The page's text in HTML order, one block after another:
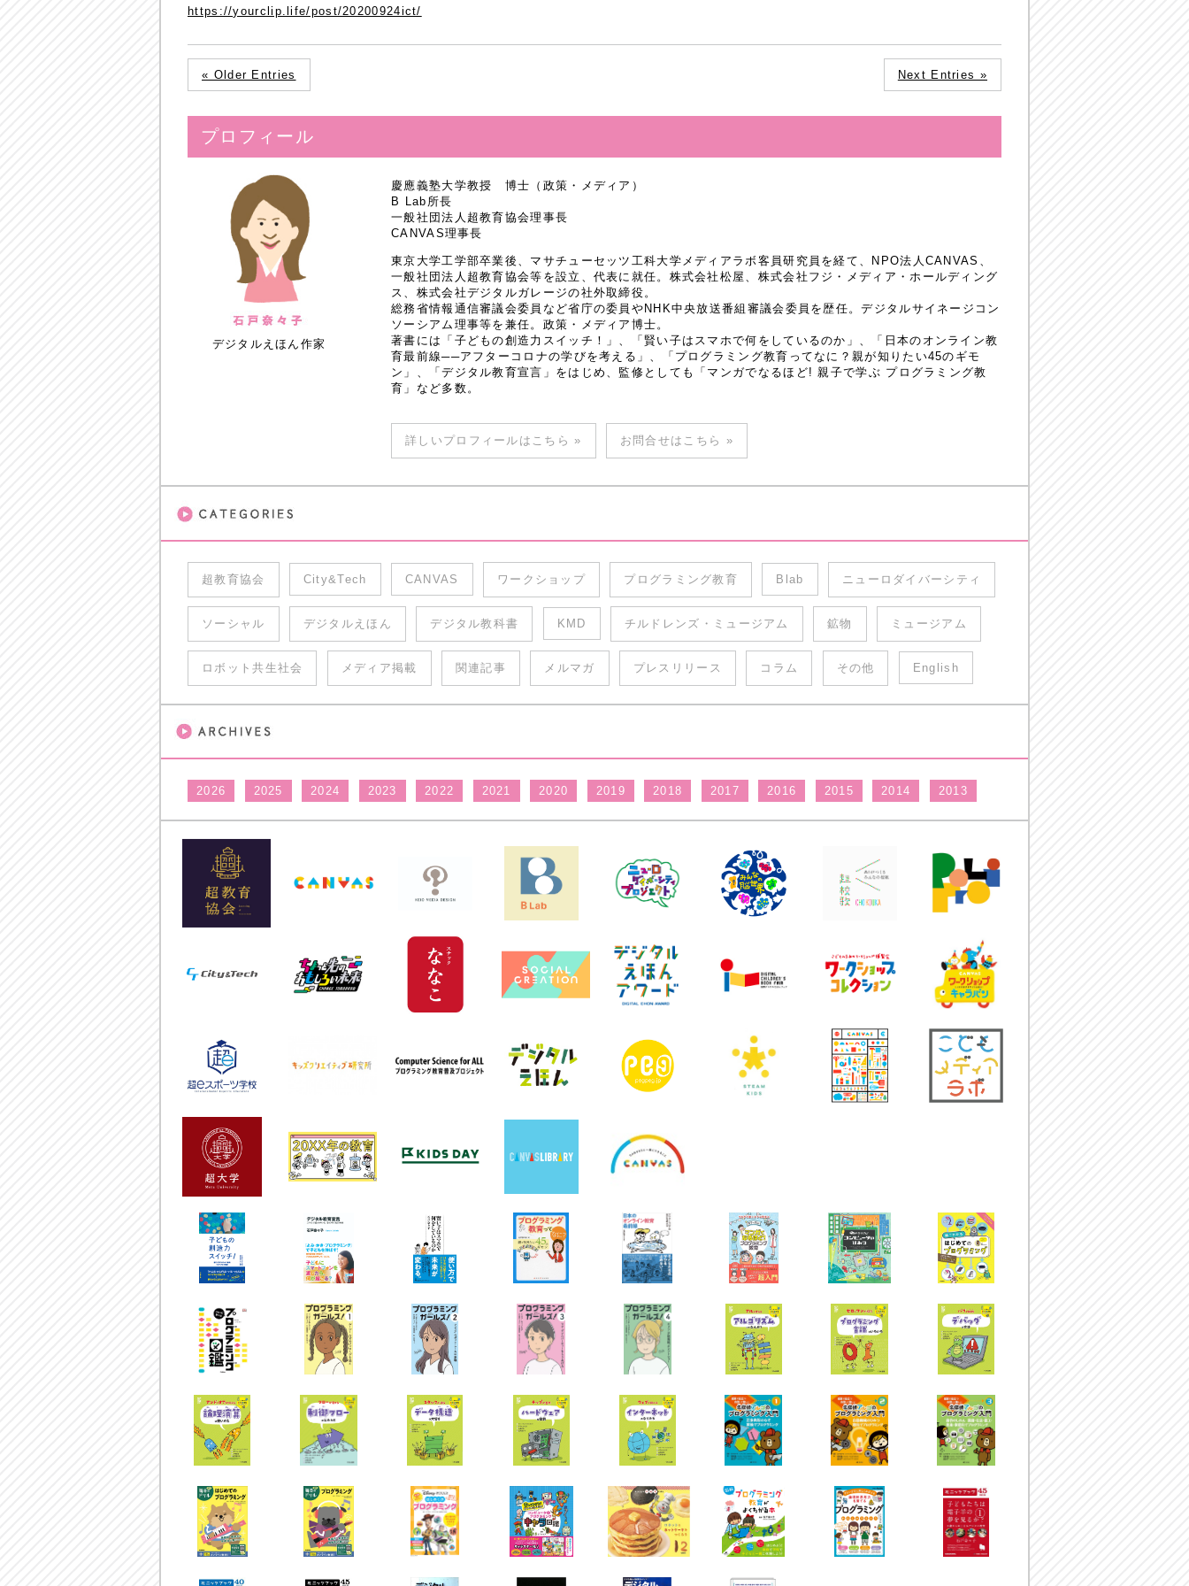
https://yourclip.life/post/20200924ict/
« Older Entries Next Entries »
プロフィール
デジタルえほん作家
慶應義塾大学教授 博士（政策・メディア）
B Lab所長
一般社団法人超教育協会理事長
CANVAS理事長
東京大学工学部卒業後、マサチューセッツ工科大学メディアラボ客員研究員を経て、NPO法人CANVAS、
一般社団法人超教育協会等を設立、代表に就任。株式会社松屋、株式会社フジ・メディア・ホールディング
ス、株式会社デジタルガレージの社外取締役。
総務省情報通信審議会委員など省庁の委員やNHK中央放送番組審議会委員を歴任。デジタルサイネージコン
ソーシアム理事等を兼任。政策・メディア博士。
著書には「子どもの創造力スイッチ！」、「賢い子はスマホで何をしているのか」、「日本のオンライン教
育最前線──アフターコロナの学びを考える」、「プログラミング教育ってなに？親が知りたい45のギモ
ン」、「デジタル教育宣言」をはじめ、監修としても「マンガでなるほど! 親子で学ぶ プログラミング教
育」など多数。
詳しいプロフィールはこちら » お問合せはこちら »
超教育協会 City&Tech CANVAS ワークショップ プログラミング教育 Blab ニューロダイバーシティ
ソーシャル デジタルえほん デジタル教科書 KMD チルドレンズ・ミュージアム 鉱物 ミュージアム
ロボット共生社会 メディア掲載 関連記事 メルマガ プレスリリース コラム その他 English
2026 2025 2024 2023 2022 2021 2020 2019 2018 2017 2016 2015 2014 2013